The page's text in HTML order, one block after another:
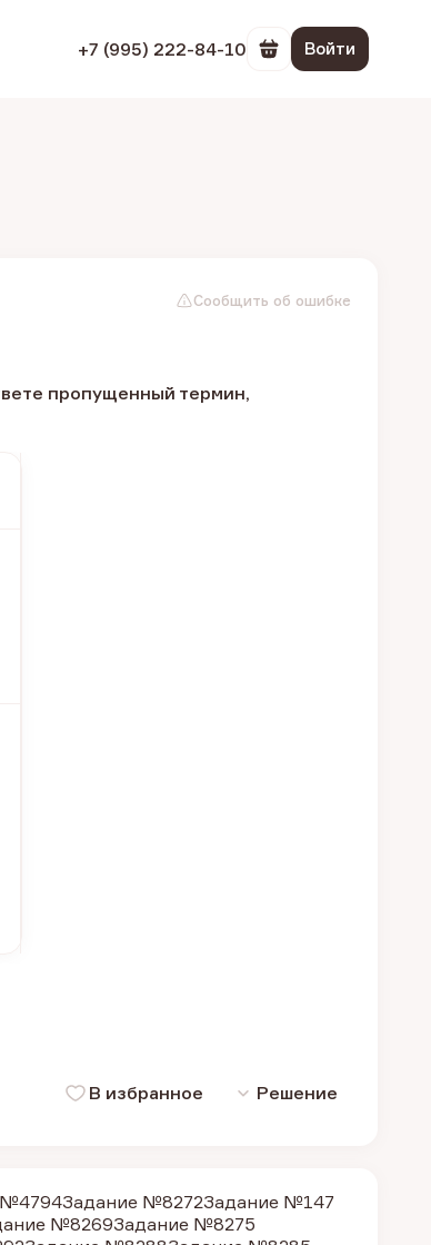
+7 (995) 222-84-10 Перейти в
Войти
Сообщить об ошибке
пропущенный термин,
В избранное Решение
№4794Задание №8272Задание №147
№8269Задание №8275